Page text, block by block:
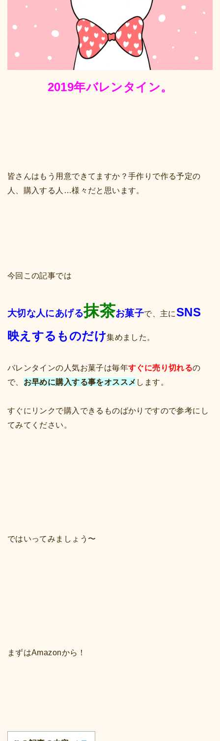
2019年バレンタイン。
皆さんはもう用意できてますか？手作りで作る予定の
人、購入する人…様々だと思います。
今回この記事では
大切な人にあげる抹茶お菓子で、主にSNS
映えするものだけ集めました。
バレンタインの人気お菓子は毎年すぐに売り切れるの
で、 お早めに購入する事をオススメ します。
すぐにリンクで購入できるものばかりですので参考にし
てみてください。
ではいってみましょう〜
まずはAmazonから！